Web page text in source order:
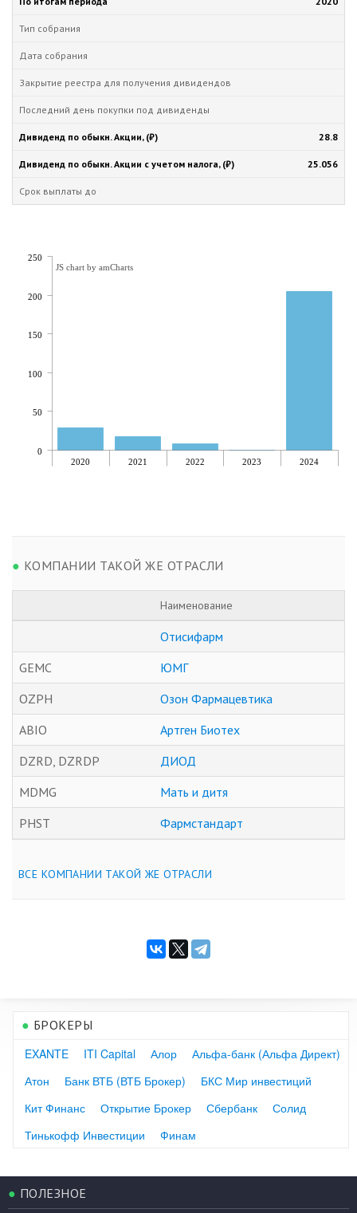
28.8
25.056
2020 2021 2022 2023 2024
0
50
100
150
200
250
JS chart by amCharts
● КОМПАНИИ ТАКОЙ ЖЕ ОТРАСЛИ
Наименование
Отисифарм
GEMC
ЮМГ
OZPH
Озон Фармацевтика
ABIO
Артген Биотех
DZRD, DZRDP
ДИОД
MDMG
Мать и дитя
PHST
Фармстандарт
ВСЕ КОМПАНИИ ТАКОЙ ЖЕ ОТРАСЛИ
● БРОКЕРЫ
EXANTE
ITI Capital Алор
Альфа-банк (Альфа Директ)
Атон
Банк ВТБ (ВТБ Брокер)
БКС Мир инвестиций
Кит Финанс
Открытие Брокер Сбербанк
Солид
Тинькофф Инвестиции
Финам
● ПОЛЕЗНОЕ